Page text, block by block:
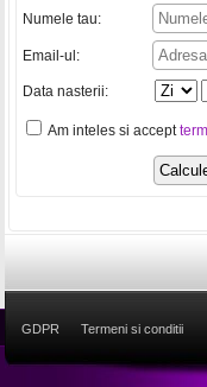
Numele tau:
Email-ul:
Data nasterii:
Am inteles si accept
GDPR Termeni si conditii